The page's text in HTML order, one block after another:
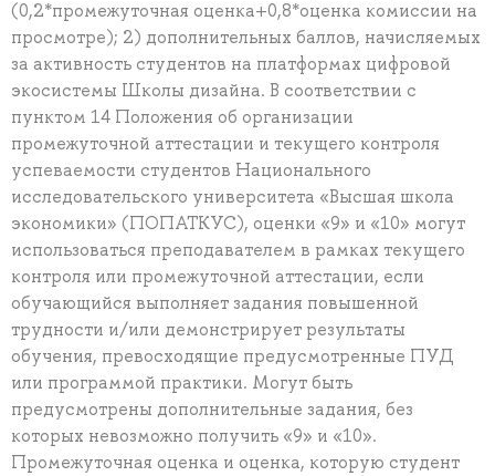
(0,2*промежуточная оценка+0,8*оценка комиссии на
просмотре); 2) дополнительных баллов, начисляемых
за активность студентов на платформах цифровой
экосистемы Школы дизайна. В соответствии с
пунктом 14 Положения об организации
промежуточной аттестации и текущего контроля
успеваемости студентов Национального
исследовательского университета «Высшая школа
экономики» (ПОПАТКУС), оценки «9» и «10» могут
использоваться преподавателем в рамках текущего
контроля или промежуточной аттестации, если
обучающийся выполняет задания повышенной
трудности и/или демонстрирует результаты
обучения, превосходящие предусмотренные ПУД
или программой практики. Могут быть
предусмотрены дополнительные задания, без
которых невозможно получить «9» и «10».
Промежуточная оценка и оценка, которую студент